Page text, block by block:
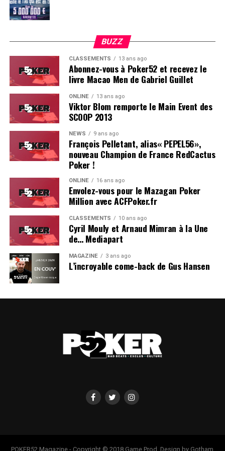
Soleau à gauche, sorti par Logghe au centre
BUZZ
CLASSEMENTS 13 ans ago
Abonnez-vous à Poker52 et recevez le
livre Macao Men de Gabriel Guillet
ONLINE 13 ans ago
Viktor Blom remporte le Main Event des
SCOOP 2013
NEWS 9 ans ago
François Pelletant, alias« PEPEL56»,
nouveau Champion de France RedCactus
Poker !
ONLINE 16 ans ago
Envolez-vous pour le Mazagan Poker
Million avec ACFPoker.fr
CLASSEMENTS 10 ans ago
Cyril Mouly et Arnaud Mimran à la Une
de… Mediapart
MAGAZINE 3 ans ago
L’incroyable come-back de Gus Hansen
POKER52 Magazine - Copyright © 2018 Game Prod. Design by Gotham